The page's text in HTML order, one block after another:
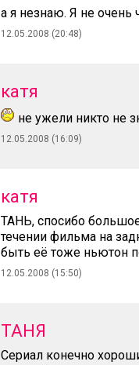
а я незнаю. Я не очень
12.05.2008 (20:48)
катя
не ужели никто не
12.05.2008 (16:09)
катя
ТАНЬ, спосибо
течении фильма на
быть её тоже ньютон
12.05.2008 (15:50)
ТАНЯ
Сериал конечно